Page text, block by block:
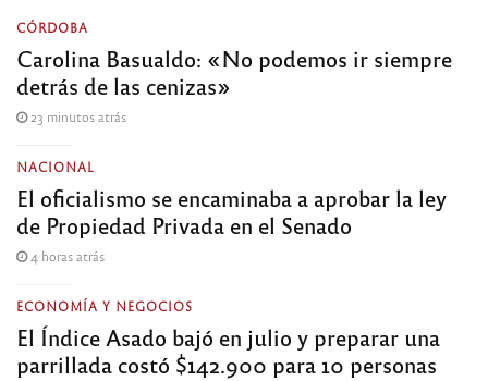
CÓRDOBA
Carolina Basualdo: «No podemos ir siempre
detrás de las cenizas»
23 minutos atrás
NACIONAL
El oficialismo se encaminaba a aprobar la ley
de Propiedad Privada en el Senado
4 horas atrás
ECONOMÍA Y NEGOCIOS
El Índice Asado bajó en julio y preparar una
parrillada costó $142.900 para 10 personas